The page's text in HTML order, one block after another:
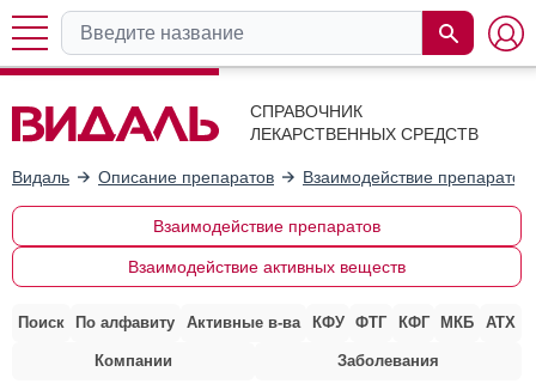
СПРАВОЧНИК
ЛЕКАРСТВЕННЫХ СРЕДСТВ
Видаль Описание препаратов Взаимодействие препаратов
Взаимодействие препаратов
Взаимодействие активных веществ
Поиск По алфавиту Активные в-ва КФУ ФТГ КФГ МКБ АТХ
Компании Заболевания